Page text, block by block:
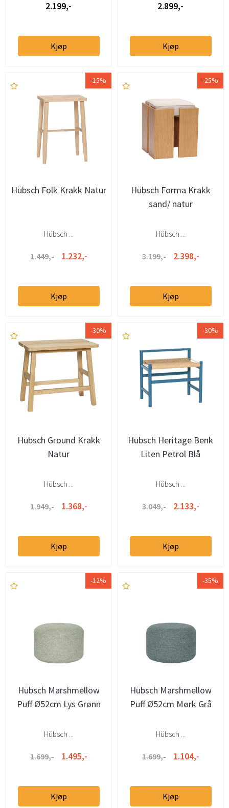
2.199,-
Kjøp
2.899,-
Kjøp
-15%
Hübsch Folk Krakk Natur
Hübsch ...
1.449,- 1.232,-
Kjøp
-25%
Hübsch Forma Krakk
sand/ natur
Hübsch ...
3.199,- 2.398,-
Kjøp
-30%
Hübsch Ground Krakk
Natur
Hübsch ...
1.949,- 1.368,-
Kjøp
-30%
Hübsch Heritage Benk
Liten Petrol Blå
Hübsch ...
3.049,- 2.133,-
Kjøp
-12%
Hübsch Marshmellow
Puff Ø52cm Lys Grønn
Hübsch ...
1.699,- 1.495,-
Kjøp
-35%
Hübsch Marshmellow
Puff Ø52cm Mørk Grå
Hübsch ...
1.699,- 1.104,-
Kjøp